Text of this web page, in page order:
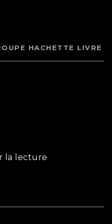
HACHETTE LIVRE
la lecture